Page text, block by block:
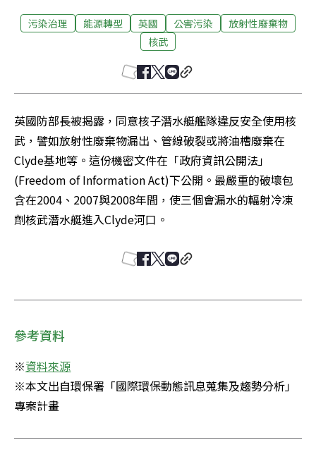
污染治理 能源轉型 英國 公害污染
放射性廢棄物
核武
英國防部長被揭露，同意核子潛水艇艦隊違反安全使用核
武，譬如放射性廢棄物漏出、管線破裂或將油槽廢棄在
Clyde基地等。這份機密文件在「政府資訊公開法」
(Freedom of Information Act)下公開。最嚴重的破壞包
含在2004、2007與2008年間，使三個會漏水的輻射冷凍
劑核武潛水艇進入Clyde河口。
參考資料
※資料來源
※本文出自環保署「國際環保動態訊息蒐集及趨勢分析」
專案計畫